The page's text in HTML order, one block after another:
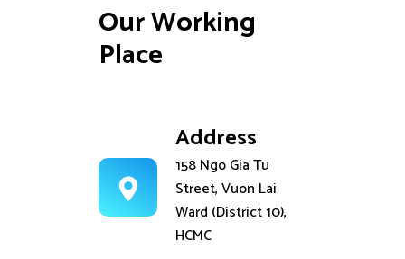
Our Working
Place
Address
158 Ngo Gia Tu
Street, Vuon Lai
Ward (District 10),
HCMC